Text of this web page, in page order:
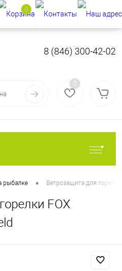
8 (846) 300-42-02
0
рыбалке • Ветрозащита для
FOX
0